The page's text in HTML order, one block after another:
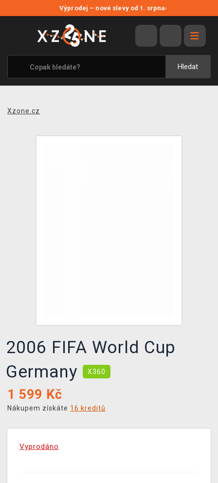
Výprodej – nové slevy od 1. srpna›
Hledat
VÝPRODEJ
VIDEOHRY
XZONE ORIGINALS
TÉMATIKY
Xzone.cz
2006 FIFA World Cup
Germany
X360
1 599 Kč
Nákupem získáte 16 kreditů
Vyprodáno